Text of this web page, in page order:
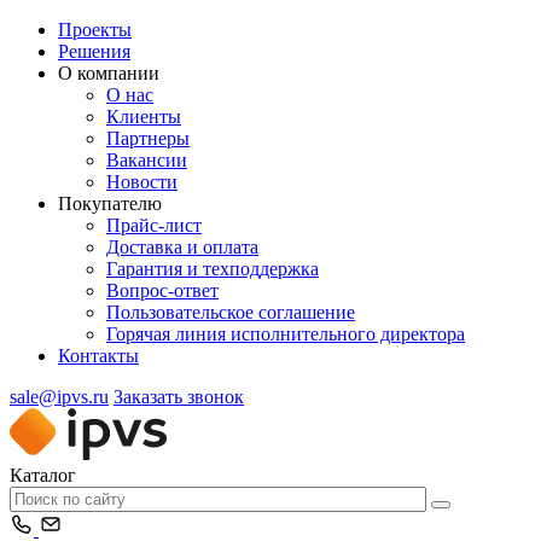
Проекты
Решения
О компании
О нас
Клиенты
Партнеры
Вакансии
Новости
Покупателю
Прайс-лист
Доставка и оплата
Гарантия и техподдержка
Вопрос-ответ
Пользовательское соглашение
Горячая линия исполнительного директора
Контакты
sale@ipvs.ru Заказать звонок
Каталог